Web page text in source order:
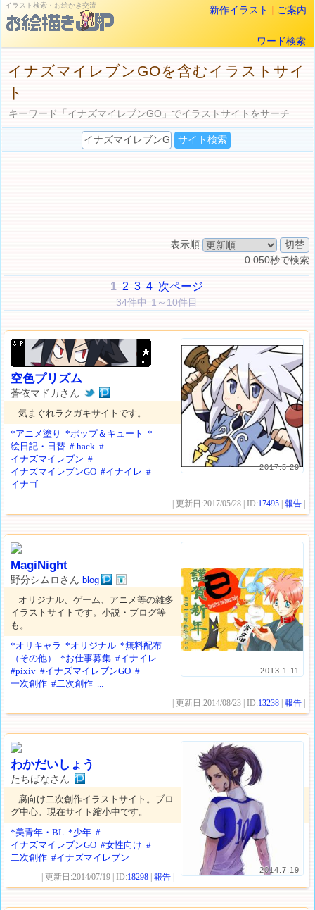
イラスト検索・お絵かき交流 新作イラスト | ご案内
ワード検索
イナズマイレブンGOを含むイラストサイ
ト
キーワード「イナズマイレブンGO」でイラストサイトをサーチ
表示順
0.050秒で検索
1 2 3 4 次ページ
34件中 1～10件目
2017.5.29
空色プリズム
蒼依マドカさん
気まぐれラクガキサイトです。
*アニメ塗り
*ポップ＆キュート
*
絵日記・日替 #.hack #
イナズマイレブン #
イナズマイレブンGO #イナイレ #
イナゴ ...
| 更新日:2017/05/28 | ID:17495 |報告
2013.1.11
MagiNight
野分シムロさんblog
オリジナル、ゲーム、アニメ等の雑多
イラストサイトです。小説・ブログ等
も。
*オリキャラ *オリジナル *無料配布
（その他）
*お仕事募集 #イナイレ
#pixiv #イナズマイレブンGO #
一次創作 #二次創作 ...
| 更新日:2014/08/23 | ID:13238 |報告
2014.7.19
わかだいしょう
たちばなさん
腐向け二次創作イラストサイト。ブロ
グ中心。現在サイト縮小中です。
*美青年・BL *少年 #
イナズマイレブンGO #女性向け #
二次創作 #イナズマイレブン
| 更新日:2014/07/19 | ID:18298 |報告